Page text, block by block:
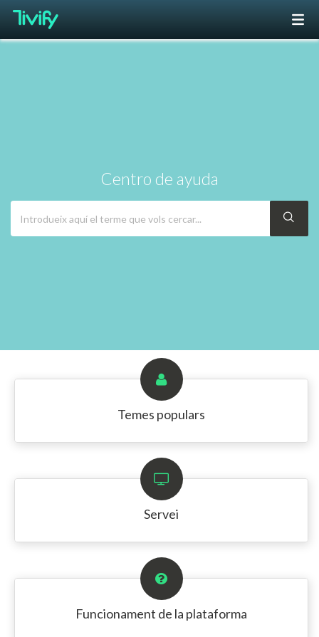
Centro de ayuda
Temes populars
Servei
Funcionament de la plataforma